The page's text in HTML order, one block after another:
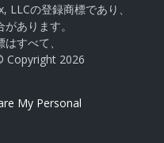
の登録商標であり、
あります。
すべて、
Copyright 2026
My Personal